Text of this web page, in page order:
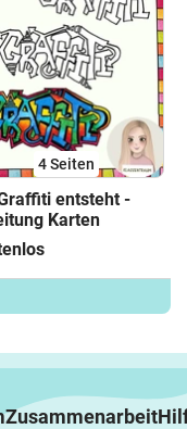
4Seiten
entsteht -
Karten
Zusammenarbeit